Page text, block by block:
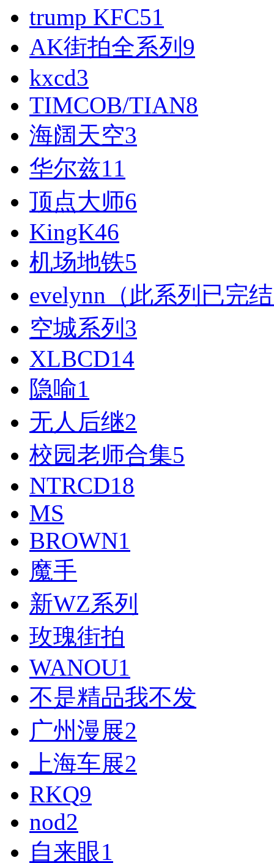
trump KFC51
AK街拍全系列 9
kxcd3
TIMCOB/TIAN8
海阔天空3
华尔兹11
顶点大师6
KingK46
机场地铁5
evelynn（此系列已完
空城系列 3
XLBCD14
隐喻1
无人后继2
校园老师合集5
NTRCD18
MS
BROWN1
魔手
新WZ系列
玫瑰街拍
WANOU1
不是精品我不发
广州漫展2
上海车展2
RKQ9
nod2
自来眼1